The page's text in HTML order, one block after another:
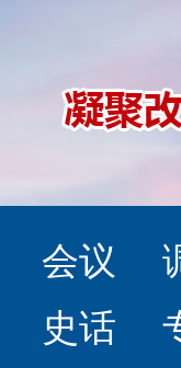
会议
史话